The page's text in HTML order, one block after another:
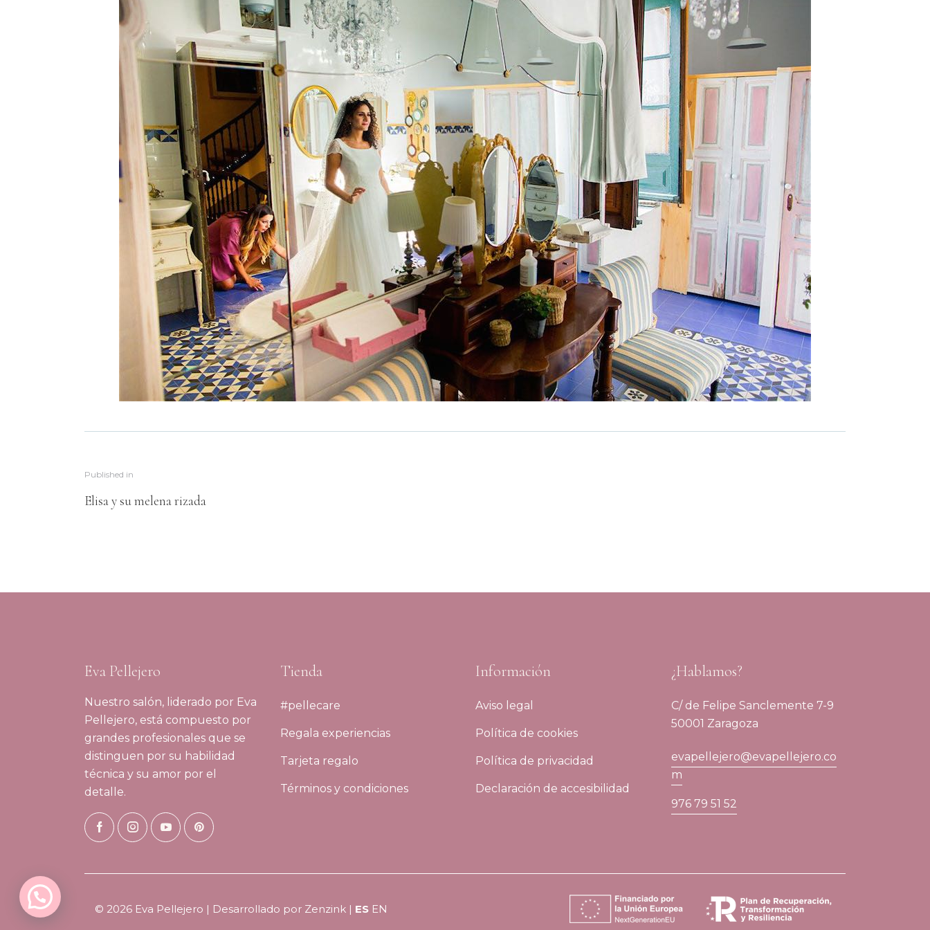
Published in
Elisa y su melena rizada
Eva Pellejero
Nuestro salón, liderado por Eva
Pellejero, está compuesto por
grandes profesionales que se
distinguen por su habilidad
técnica y su amor por el
detalle.
Tienda
#pellecare
Regala experiencias
Tarjeta regalo
Términos y condiciones
Información
Aviso legal
Política de cookies
Política de privacidad
Declaración de accesibilidad
¿Hablamos?
C/ de Felipe Sanclemente 7-9
50001 Zaragoza
evapellejero@evapellejero.co
m
976 79 51 52
© 2026 Eva Pellejero | Desarrollado por Zenzink | ES EN